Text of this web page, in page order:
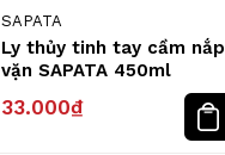
SAPATA
Ly thủy tinh tay cầm nắp
vặn SAPATA 450ml
33.000₫